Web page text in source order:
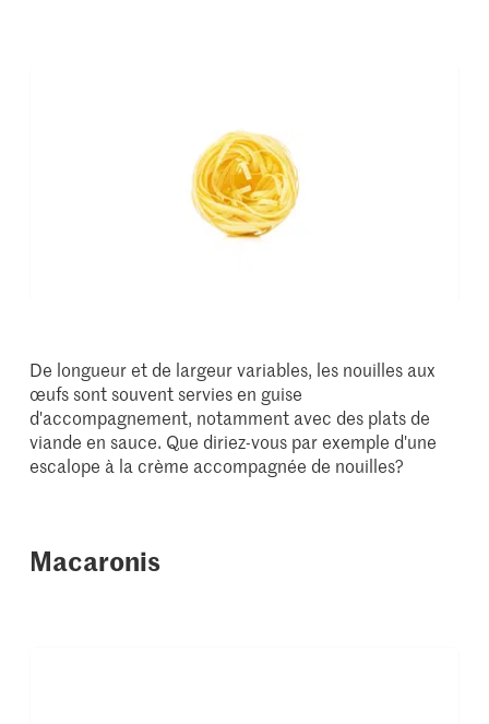
De longueur et de largeur variables, les nouilles aux
œufs sont souvent servies en guise
d'accompagnement, notamment avec des plats de
viande en sauce. Que diriez-vous par exemple d'une
escalope à la crème accompagnée de nouilles?
Macaronis